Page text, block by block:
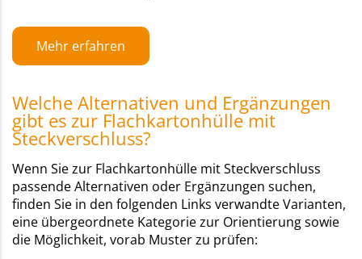
Mehr erfahren
Welche Alternativen und Ergänzungen
gibt es zur Flachkartonhülle mit
Steckverschluss?
Wenn Sie zur Flachkartonhülle mit Steckverschluss
passende Alternativen oder Ergänzungen suchen,
finden Sie in den folgenden Links verwandte Varianten,
eine übergeordnete Kategorie zur Orientierung sowie
die Möglichkeit, vorab Muster zu prüfen: